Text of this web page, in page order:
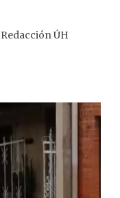
Redacción ÚH